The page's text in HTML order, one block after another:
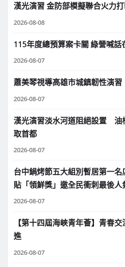
漢光演習 金防部模擬聯合火力
2026-08-08
115年度總預算案卡關 綠營喊
2026-08-07
蕭美琴視導高雄市城鎮韌性演習
2026-08-07
漢光演習淡水河道阻絕設置 油
取首都
2026-08-07
台中鍋烤節五大組別暫居第一
貼「領鮮獎」邀全民衝刺最後人
2026-08-07
【第十四屆海峽青年薈】青春
進
2026-08-07